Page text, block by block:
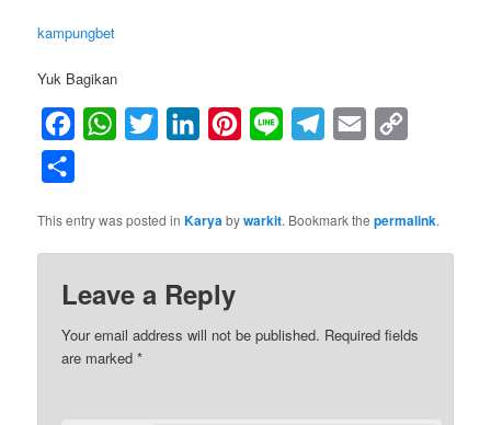
kampungbet
Yuk Bagikan
FacebookWhatsApp
Twitter LinkedInPinterest
Line Telegram
Email
This entry was posted inKaryabywarkit. Bookmark thepermalink.
Leave a Reply
Your email address will not be published. Required fields
are marked*